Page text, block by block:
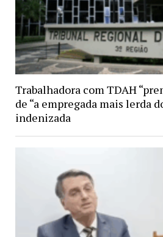
Trabalhadora com TDAH
de “a empregada mais lerda
indenizada